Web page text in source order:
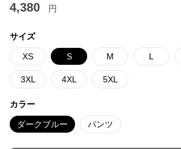
4,380 円
サイズ
XS S M L
3XL 4XL 5XL
カラー
ダークブルー パンツ